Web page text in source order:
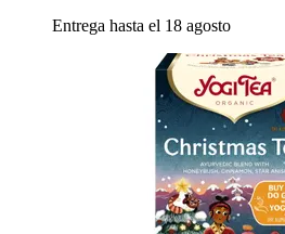
Entrega hasta el 18 agosto